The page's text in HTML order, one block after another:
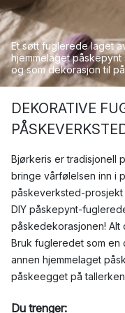
Et søtt fuglerede laget
hjemmelaget
og som dekorasjon til
DEKORATIVE
Bjørkeris er tradisjonell
bringe vårfølelsen inn i
påskeverksted-
DIY påskepynt-
påskedekorasjonen! Alt
Bruk fugleredet som en
annen hjemmelaget
påskeegget på
Du trenger: